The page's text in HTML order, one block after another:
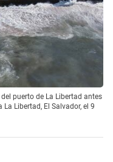
puerto de La Libertad antes
Libertad, El Salvador, el 9